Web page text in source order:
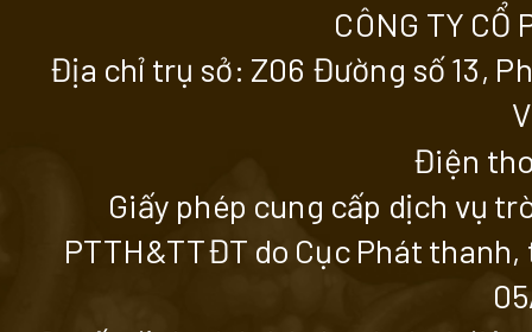
CÔNG TY CỔ
Địa chỉ trụ sở: Z06 Đường số 13,
Điện
Giấy phép cung cấp dịch vụ
PTTH&TTĐT do Cục Phát